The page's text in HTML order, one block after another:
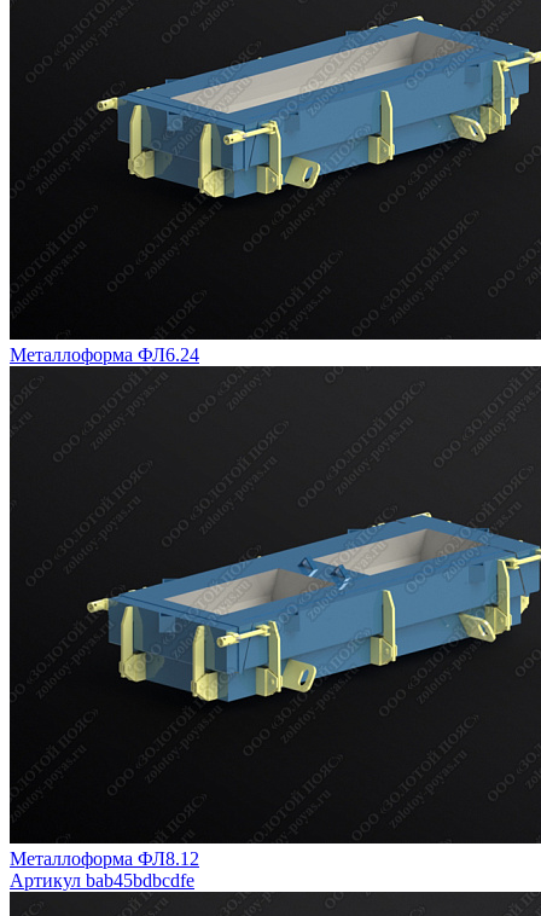
Металлоформа ФЛ6.24
Металлоформа ФЛ8.12
Артикул bab45bdbcdfe